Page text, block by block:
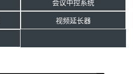
会议中控系统
视频延长器